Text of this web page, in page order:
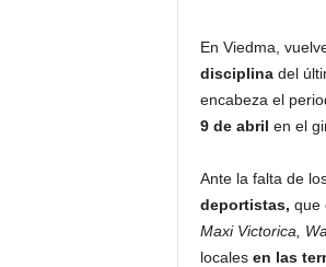
En Viedma,
disciplinadel
encabeza el
9 de abril en el
Ante la falta de
deportistas, que
Maxi Victorica,
locales en las